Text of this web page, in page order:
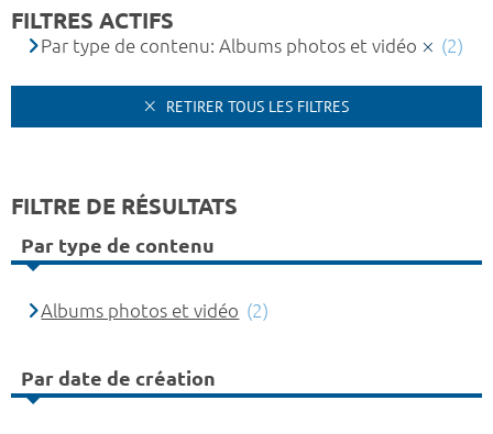
FILTRES ACTIFS
Par type de contenu: Albums photos et vidéo (2)
RETIRER TOUS LES FILTRES
FILTRE DE RÉSULTATS
Par type de contenu
Albums photos et vidéo (2)
Par date de création